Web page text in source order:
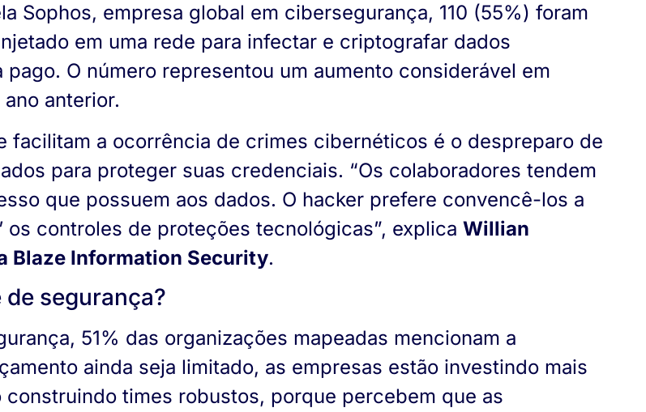
Sophos, empresa global em cibersegurança, 110 (55%) foram
em uma rede para infectar e criptografar dados
O número representou um aumento considerável em
anterior.
facilitam a ocorrência de crimes cibernéticos é o despreparo de
para proteger suas credenciais. “Os colaboradores tendem
que possuem aos dados. O hacker prefere convencê-los a
os controles de proteções tecnológicas”, explica Willian
Blaze Information Security.
segurança?
51% das organizações mapeadas mencionam a
ainda seja limitado, as empresas estão investindo mais
times robustos, porque percebem que as